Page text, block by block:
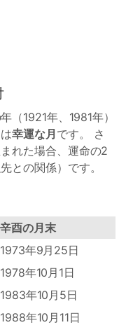
（1921年、1981年）
幸運な月 です。 さ
れた場合、運命の2
との関係）です。
辛酉の月末
1973年9月25日
1978年10月1日
1983年10月5日
1988年10月11日